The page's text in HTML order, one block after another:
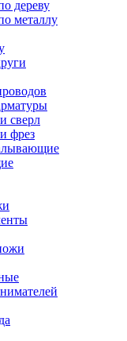
дереву
металлу
сверл
фрез